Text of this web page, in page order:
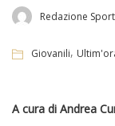
Redazione
Giovanili,
A cura di Andrea